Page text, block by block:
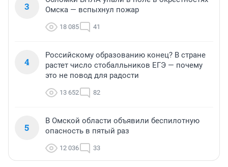
3
Омска — вспыхнул пожар
18 085 41
4
Российскому образованию конец? В стране
растет число стобалльников ЕГЭ — почему
это не повод для радости
13 652 82
5
В Омской области объявили беспилотную
опасность в пятый раз
12 036 33